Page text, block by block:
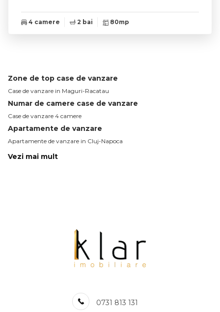
4 camere 2 bai 80mp
Zone de top case de vanzare
Case de vanzare in Maguri-Racatau
Numar de camere case de vanzare
Case de vanzare 4 camere
Apartamente de vanzare
Apartamente de vanzare in Cluj-Napoca
Apartamente de vanzare in Floresti
Apartamente de vanzare in Cluj-Napoca Gara
Apartamente de vanzare in Cluj-Napoca Sopor
Case de vanzare in Cluj-Napoca Dambul-Rotund
Case de vanzare in Cluj-Napoca Andrei Muresanu
Vezi mai mult
0731 813 131